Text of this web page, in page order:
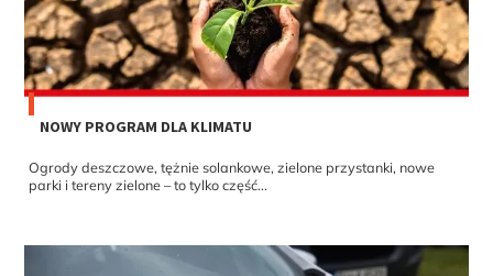
NOWY PROGRAM DLA KLIMATU
Ogrody deszczowe, tężnie solankowe, zielone przystanki, nowe
parki i tereny zielone – to tylko część...